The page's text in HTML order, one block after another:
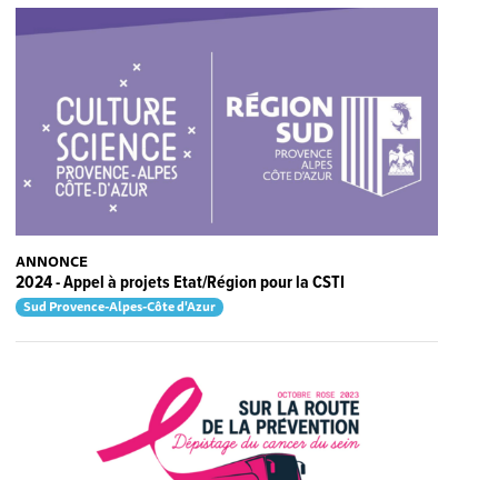
ANNONCE
2024 - Appel à projets Etat/Région pour la CSTI
Sud Provence-Alpes-Côte d'Azur